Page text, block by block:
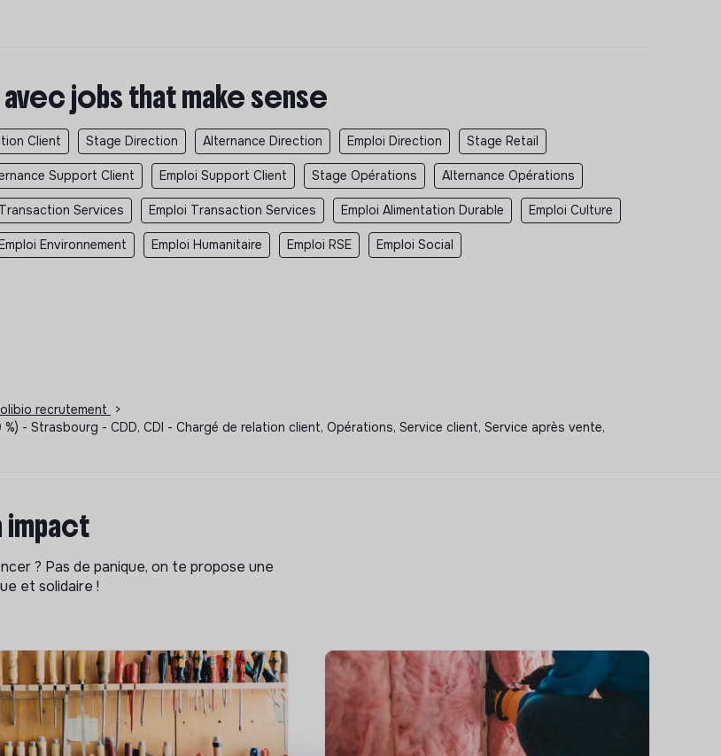
jobs that make sense
Client Stage Direction Alternance Direction Emploi Direction Stage Retail
Support Client Emploi Support Client Stage Opérations Alternance Opérations
Services Emploi Transaction Services Emploi Alimentation Durable Emploi Culture
Environnement Emploi Humanitaire Emploi RSE Emploi Social
recrutement
>
- Strasbourg - CDD, CDI - Chargé de relation client, Opérations, Service client, Service après vente,
? Pas de panique, on te propose une
et solidaire !